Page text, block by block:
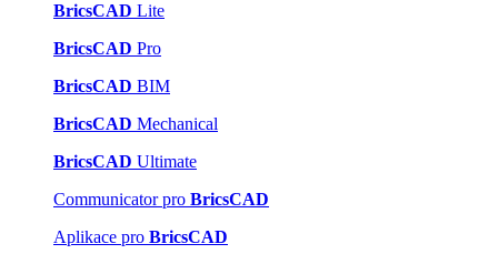
BricsCAD Lite
BricsCAD Pro
BricsCAD BIM
BricsCAD Mechanical
BricsCAD Ultimate
Communicator pro BricsCAD
Aplikace pro BricsCAD